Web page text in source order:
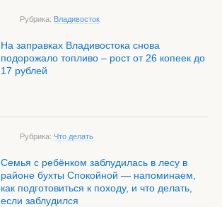
Рубрика: Владивосток
На заправках Владивостока снова
подорожало топливо – рост от 26 копеек до
17 рублей
Рубрика: Что делать
Семья с ребёнком заблудилась в лесу в
районе бухты Спокойной — напоминаем,
как подготовиться к походу, и что делать,
если заблудился